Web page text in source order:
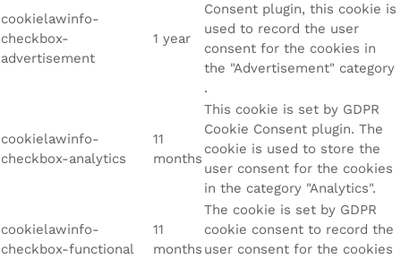
cookielawinfo-
checkbox-
advertisement
1 year
Consent plugin, this cookie is
used to record the user
consent for the cookies in
the "Advertisement" category
.
cookielawinfo-
checkbox-analytics
11
months
This cookie is set by GDPR
Cookie Consent plugin. The
cookie is used to store the
user consent for the cookies
in the category "Analytics".
cookielawinfo-
checkbox-functional
11
months
The cookie is set by GDPR
cookie consent to record the
user consent for the cookies